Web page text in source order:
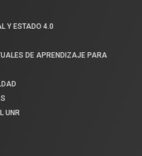
Y ESTADO 4.0
DE APRENDIZAJE PARA
UNR